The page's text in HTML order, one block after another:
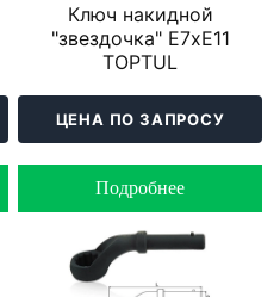
Ключ накидной
"звездочка" Е7хЕ11
TOPTUL
ЦЕНА ПО ЗАПРОСУ
Подробнее